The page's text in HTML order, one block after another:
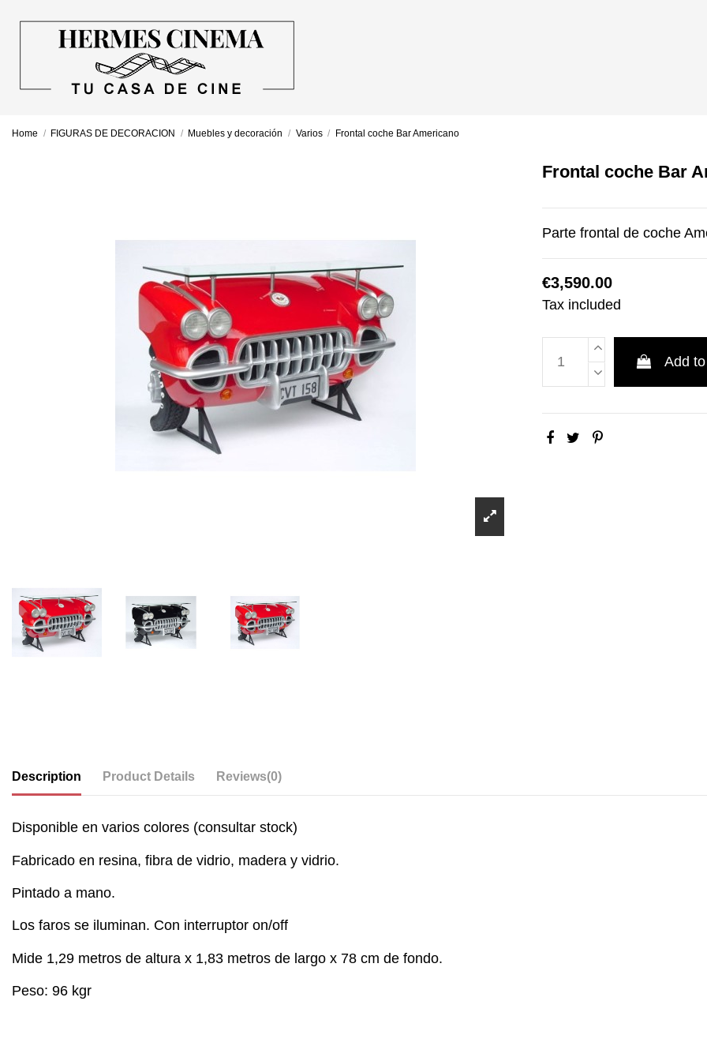
Home FIGURAS DE DECORACION Muebles y decoración Varios Frontal coche Bar Americano
Frontal coche Bar
Parte frontal de coche
€3,590.00
Tax included
Add
Description Product Details Reviews(0)
Disponible en varios colores (consultar stock)
Fabricado en resina, fibra de vidrio, madera y vidrio.
Pintado a mano.
Los faros se iluminan. Con interruptor on/off
Mide 1,29 metros de altura x 1,83 metros de largo x 78 cm de fondo.
Peso: 96 kgr